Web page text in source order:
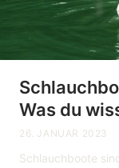
Was du
26. JANUAR 2023
Schlauchboote